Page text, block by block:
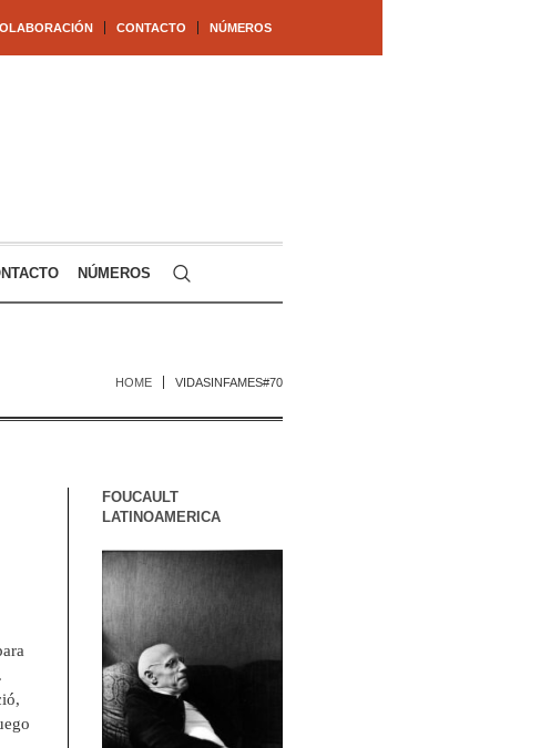
CONTACTO NÚMEROS
NÚMEROS
HOME VIDASINFAMES#70
FOUCAULT
LATINOAMERICA